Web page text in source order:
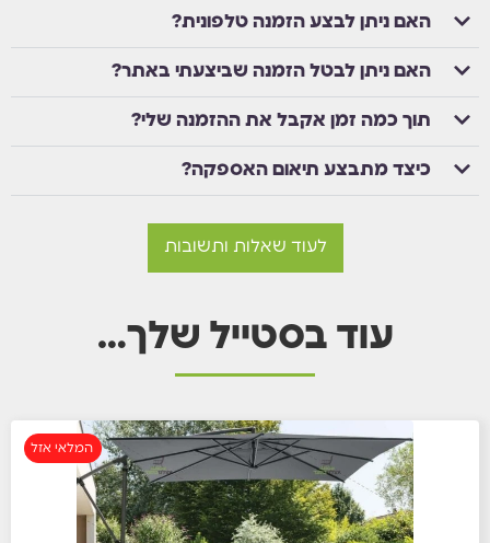
האם ניתן לבצע הזמנה טלפונית?
האם ניתן לבטל הזמנה שביצעתי באתר?
תוך כמה זמן אקבל את ההזמנה שלי?
כיצד מתבצע תיאום האספקה?
לעוד שאלות ותשובות
עוד בסטייל שלך…
המלאי אזל